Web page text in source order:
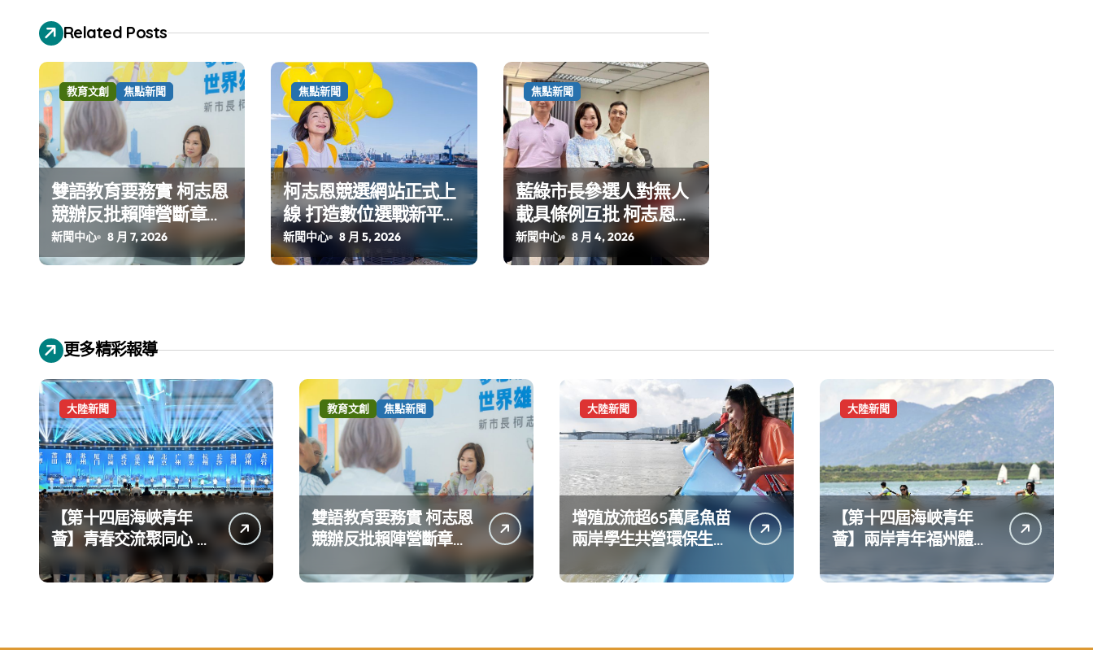
Related Posts
教育文創 焦點新聞
雙語教育要務實 柯志恩
競辦反批賴陣營斷章取
義 表達嚴正抗議
新聞中心 8 月 7, 2026
焦點新聞
柯志恩競選網站正式上
線 打造數位選戰新平台
公開五大亮點
新聞中心 8 月 5, 2026
焦點新聞
藍綠市長參選人對無人
載具條例互批 柯志恩：
國民黨版才是「國防
+產業」務實版
新聞中心 8 月 4, 2026
更多精彩報導
大陸新聞
【第十四屆海峽青年
薈】青春交流聚同心 攜
手融合共奮進
教育文創 焦點新聞
雙語教育要務實 柯志恩
競辦反批賴陣營斷章取
義 表達嚴正抗議
大陸新聞
增殖放流超65萬尾魚苗
兩岸學生共營環保生態
大陸新聞
【第十四屆海峽青年
薈】兩岸青年福州體驗